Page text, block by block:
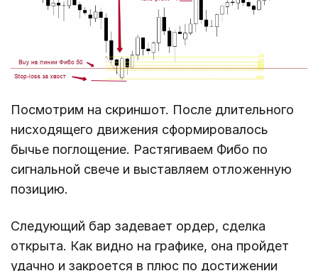
Посмотрим на скриншот. После длительного
нисходящего движения сформировалось
бычье поглощение. Растягиваем Фибо по
сигнальной свече и выставляем отложенную
позицию.
Следующий бар задевает ордер, сделка
открыта. Как видно на графике, она пройдет
удачно и закроется в плюс по достижении